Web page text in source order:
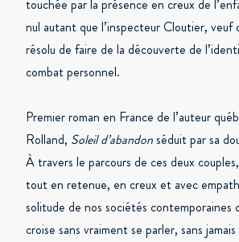
touchée par la présence en creux de
nul autant que l’inspecteur Cloutier, veuf
résolu de faire de la découverte de
combat personnel.
Premier roman en France de l’auteur
Rolland, Soleil d’abandonséduit par sa
À travers le parcours de ces deux
tout en retenue, en creux et avec
solitude de nos sociétés contemporaines
croise sans vraiment se parler, sans